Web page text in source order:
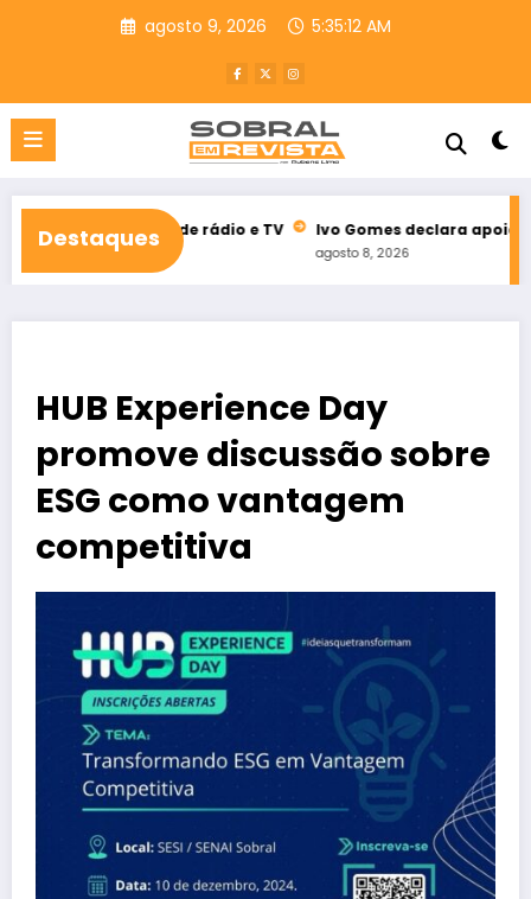
agosto 9, 2026 5:35:13 AM
Destaques
de rádio e TV Ivo Gomes declara apoio à reeleição
HUB Experience Day
promove discussão sobre
ESG como vantagem
competitiva